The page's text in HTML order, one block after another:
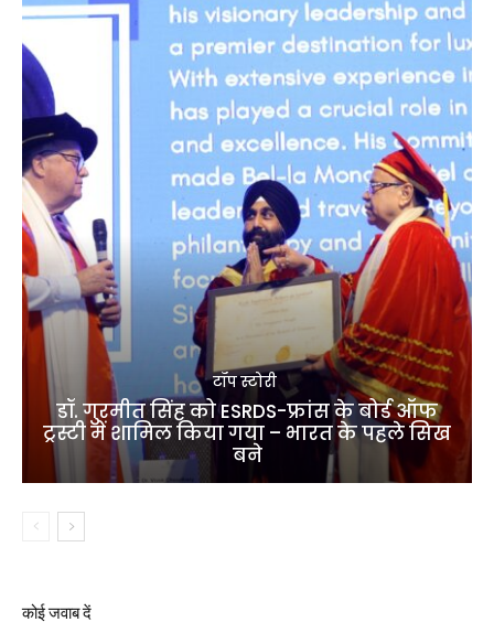
टॉप स्टोरी
डॉ. गुरमीत सिंह को ESRDS-फ्रांस के बोर्ड ऑफ
ट्रस्टी में शामिल किया गया – भारत के पहले सिख
बने
कोई जवाब दें